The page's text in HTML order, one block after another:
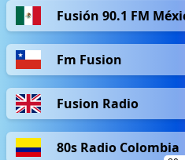
Fusión 90.1 FM
Fm Fusion
Fusion Radio
80s Radio Colombia